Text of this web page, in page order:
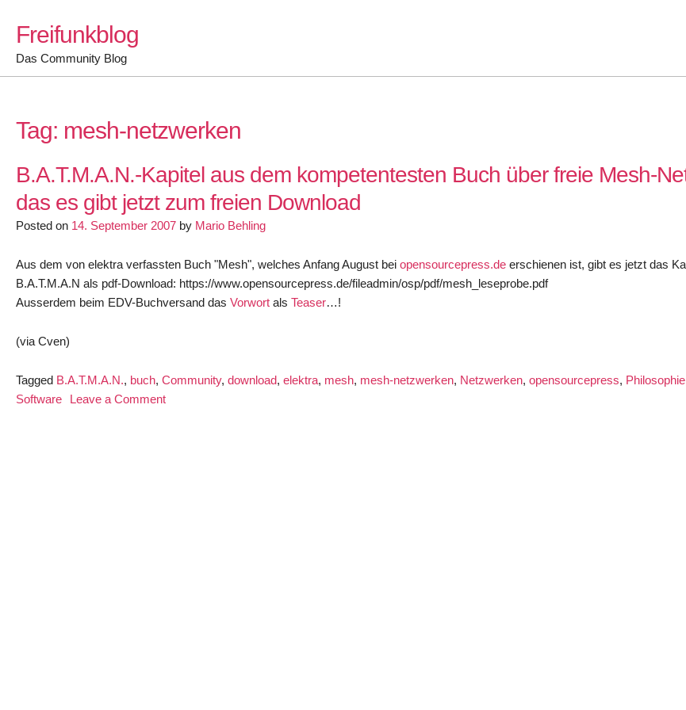
content
Freifunkblog
Das Community Blog
Tag: mesh-netzwerken
B.A.T.M.A.N.-Kapitel aus dem kompetentesten Buch über freie Mesh-
das es gibt jetzt zum freien Download
Posted on 14. September 2007 by Mario Behling
Aus dem von elektra verfassten Buch "Mesh", welches Anfang August bei opensourcepress.de erschienen ist, gibt es jetzt das
B.A.T.M.A.N als pdf-Download: https://www.opensourcepress.de/fileadmin/osp/pdf/mesh_leseprobe.pdf
Ausserdem beim EDV-Buchversand das Vorwort als Teaser…!
(via Cven)
Tagged B.A.T.M.A.N., buch, Community, download, elektra, mesh, mesh-netzwerken, Netzwerken, opensourcepress, Philosophie
Software
Leave a Commenton